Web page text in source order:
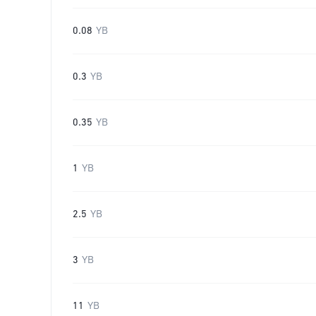
0.08 YB
0.3 YB
0.35 YB
1 YB
2.5 YB
3 YB
11 YB